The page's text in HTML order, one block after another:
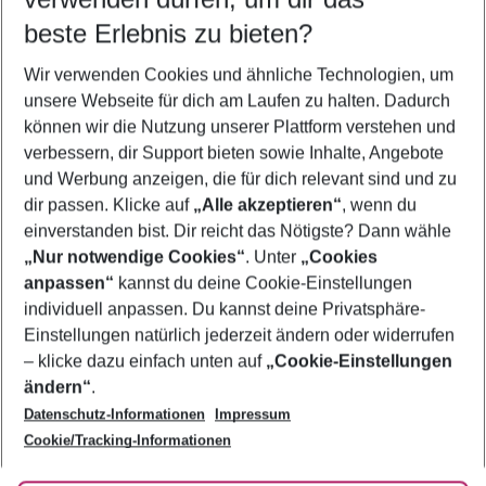
5-8 Nächte
2 Erwachsene Keine Kinder
Mehr Filter anzeigen
Footer
Footer navigation
Über uns
AGB
Bestpreisgarantie
Cookie-Einstellungen ändern
Cookie-Richtlinie
Agenturbetreuung
Barrierefreies Reisen
Folge uns
beste Erlebnis zu bieten?
Wir verwenden Cookies und ähnliche Technologien, um
unsere Webseite für dich am Laufen zu halten. Dadurch
können wir die Nutzung unserer Plattform verstehen und
verbessern, dir Support bieten sowie Inhalte, Angebote
und Werbung anzeigen, die für dich relevant sind und zu
dir passen. Klicke auf „Alle akzeptieren“, wenn du
einverstanden bist. Dir reicht das Nötigste? Dann wähle
„Nur notwendige Cookies“. Unter „Cookies
anpassen“ kannst du deine Cookie-Einstellungen
individuell anpassen. Du kannst deine Privatsphäre-
Einstellungen natürlich jederzeit ändern oder widerrufen
– klicke dazu einfach unten auf „Cookie-Einstellungen
ändern“.
Datenschutz-Informationen
Impressum
Cookie/Tracking-Informationen